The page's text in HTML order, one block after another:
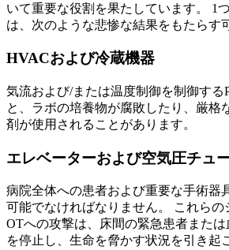
いて重要な役割を果たしています。 1
は、次のような悲惨な結果をもたらす
HVACおよび冷蔵機器
気流および/または温度制御を制御する
と、ラボの培養物が腐敗したり、厳格
剤が使用されることがあります。
エレベーターおよび空気圧チュ
病院全体への患者および重要な手術器
可能でなければなりません。 これらの
OTへの攻撃は、床間の緊急患者また
を停止し、生命を脅かす状況を引き起